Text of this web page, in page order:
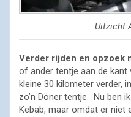
Uitzicht
Verder rijden en opzoek
of ander tentje aan de kant
kleine 30 kilometer verder,
zo’n Döner tentje. Nu ben
Kebab, maar omdat er niet